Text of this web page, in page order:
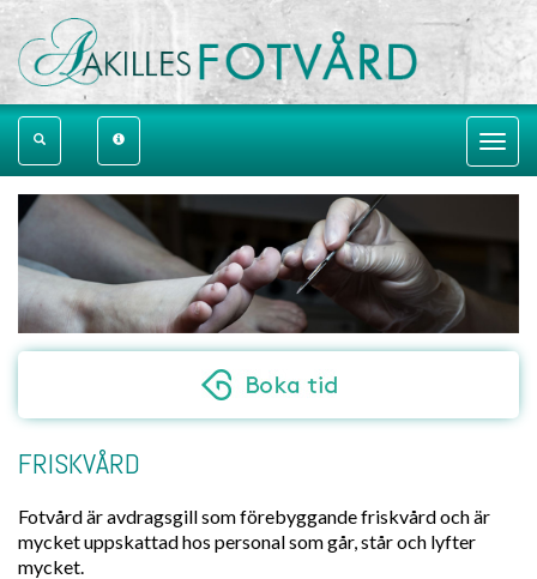
Toggle
FRISKVÅRD
Fotvård är avdragsgill som förebyggande friskvård och är
mycket uppskattad hos personal som går, står och lyfter
mycket.